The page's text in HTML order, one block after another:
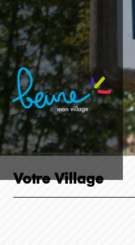
Votre Village